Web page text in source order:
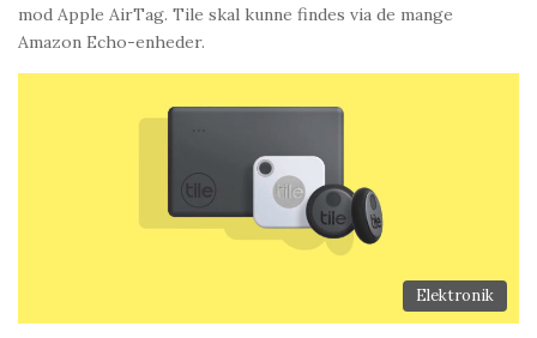
mod Apple AirTag. Tile skal kunne findes via de mange
Amazon Echo-enheder.
Elektronik